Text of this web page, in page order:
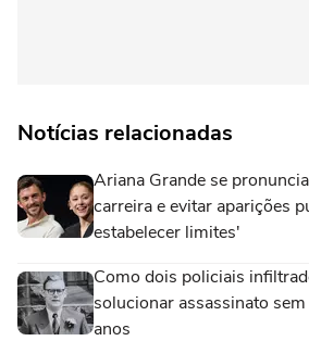
Notícias relacionadas
Ariana Grande se
carreira e evitar aparições
estabelecer limites'
Como dois policiais
solucionar assassinato
anos